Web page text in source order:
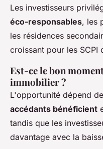
Les investisseurs
éco-responsables, les
les résidences
croissant pour les SCPI
Est-ce le bon
immobilier ?
L'opportunité dépend
accédants bénéficient
tandis que les
davantage avec la